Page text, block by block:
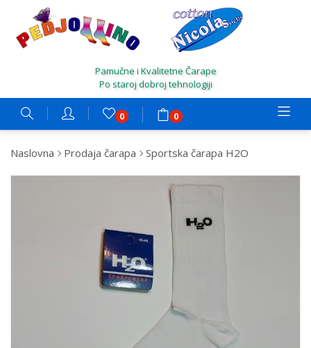
Pamučne i Kvalitetne Čarape
Po staroj dobroj tehnologiji
0 0
Naslovna Prodaja čarapa Sportska čarapa H2O